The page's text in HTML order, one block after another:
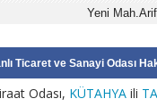
Yeni
Ticaret ve Sanayi Odası
Odası, KÜTAHYA ili